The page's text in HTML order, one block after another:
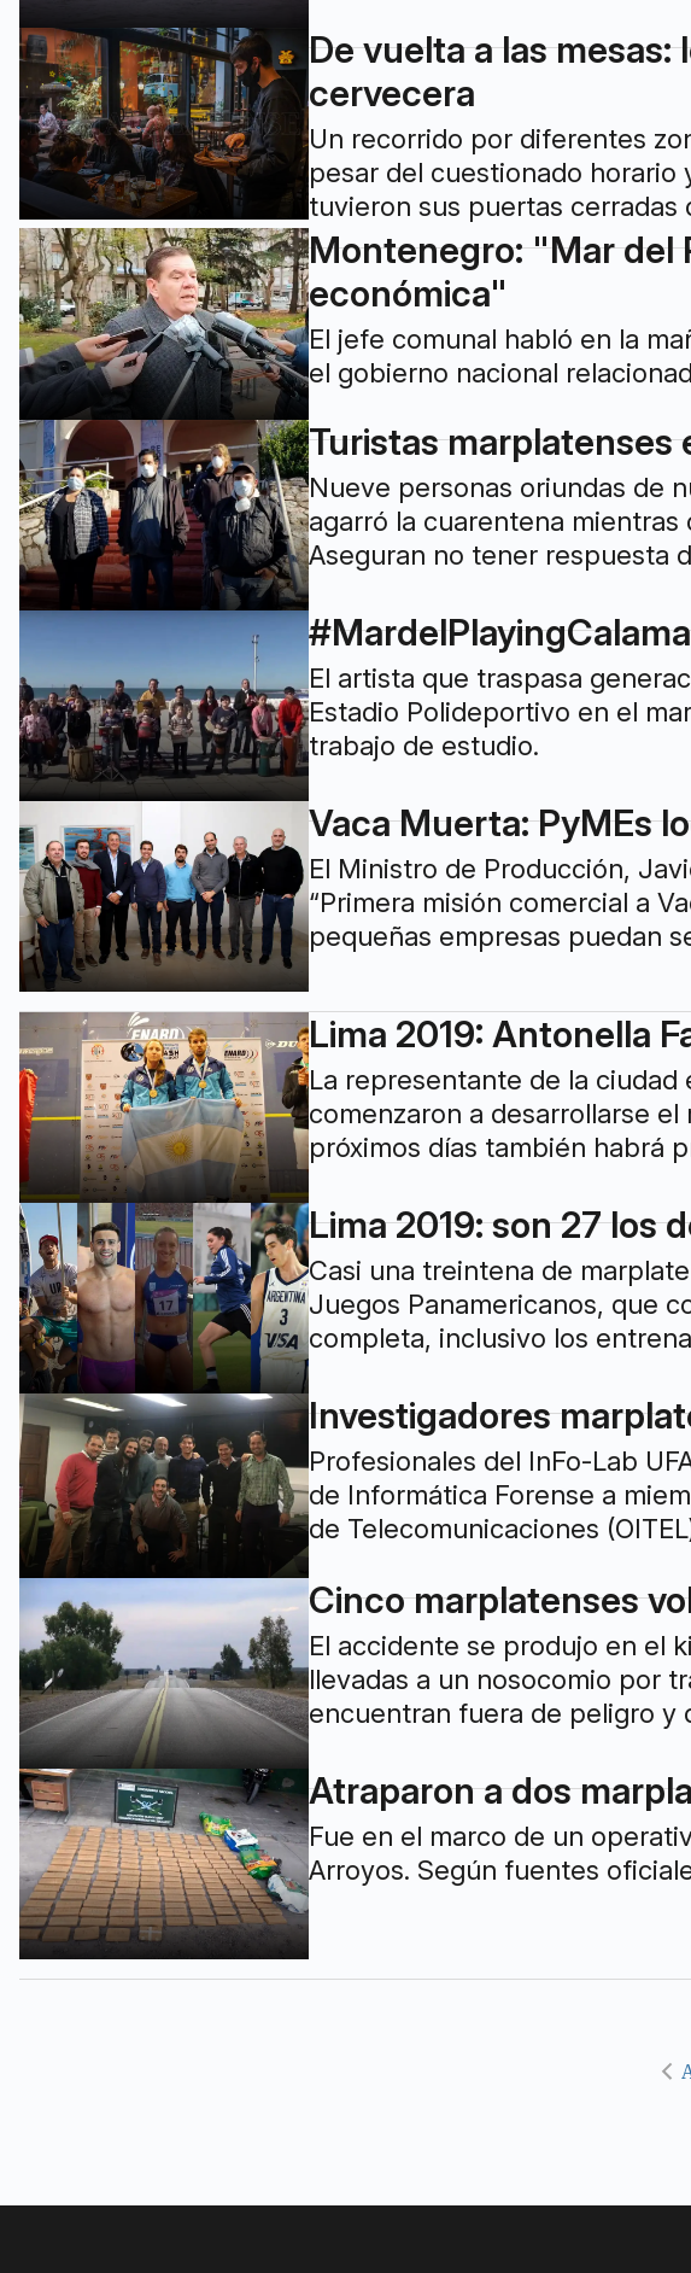
De vuelta a las
cervecera
Un recorrido por diferentes
pesar del cuestionado horario
tuvieron sus puertas cerradas
Montenegro: "Mar del
económica"
El jefe comunal habló en la
el gobierno nacional
Turistas marplatenses
Nueve personas oriundas de
agarró la cuarentena
Aseguran no tener respuesta
El artista que traspasa
Estadio Polideportivo en el
trabajo de estudio.
Vaca Muerta: PyMEs
El Ministro de Producción,
“Primera misión comercial a
pequeñas empresas puedan
Lima 2019: Antonella
La representante de la
comenzaron a desarrollarse el
próximos días también habrá
Lima 2019: son 27 los
Casi una treintena de
Juegos Panamericanos, que
completa, inclusivo los
Investigadores
Profesionales del InFo-Lab
de Informática Forense a
de Telecomunicaciones
Cinco marplatenses
El accidente se produjo en el
llevadas a un nosocomio por
encuentran fuera de peligro y
Atraparon a dos
Fue en el marco de un
Arroyos. Según fuentes